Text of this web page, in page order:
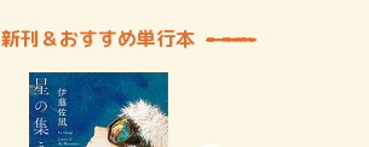
新刊＆おすすめ単行本